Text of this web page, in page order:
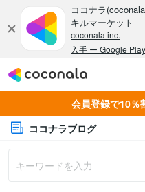
会員登録で10％
ココナラブログ